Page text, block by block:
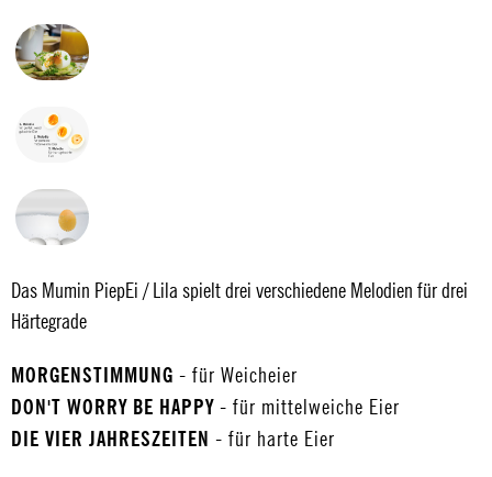
Das Mumin PiepEi / Lila spielt drei verschiedene Melodien für drei
Härtegrade
MORGENSTIMMUNG - für Weicheier
DON'T WORRY BE HAPPY - für mittelweiche Eier
DIE VIER JAHRESZEITEN - für harte Eier